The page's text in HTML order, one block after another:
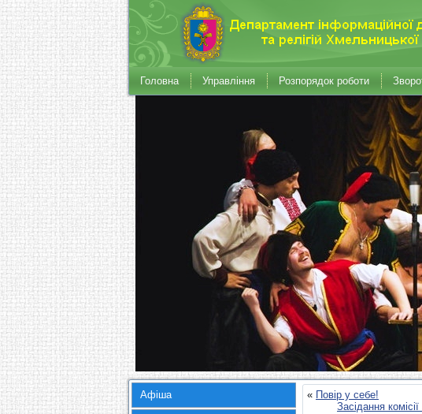
Головна Управління Розпорядок роботи
Афіша « Повір у себе!
Засідання